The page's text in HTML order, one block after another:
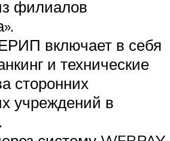
филиалов
включает в себя
и технические
сторонних
учреждений в